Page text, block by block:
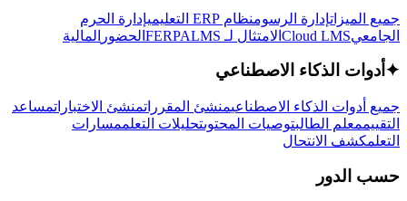
جميع الميزاتإدارة الرسومنظام ERP التعليمي
إدارة الحرم
الجامعيCloud LMS الامتثال لـ FERPA LMS الحضور المالية
✦ أدوات الذكاء الاصطناعي
جميع أدوات الذكاء الاصطناعيمنشئ المقرراتمنشئ الاختباراتمساعد
التقييممعلم الطالبتوصيات المحتوىتحليلات التعلممسارات
التعلمكشف الانتحال
حسب الدور